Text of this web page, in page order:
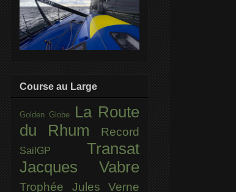
Course au Large
Golden Globe
La Route
du Rhum
Record
SailGP Transat
Jacques Vabre
Trophée Jules Verne